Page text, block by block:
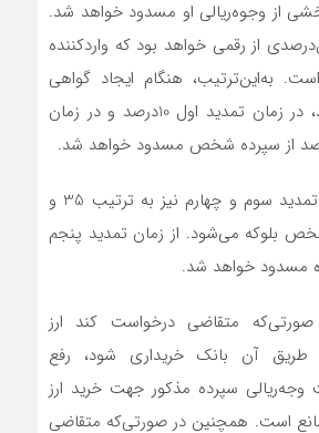
از وجوه‌ریالی او مسدود خواهد شد.
از رقمی خواهد بود که واردکننده
به‌این‌ترتیب، هنگام ایجاد گواهی
ثبت آماری، 5درصد، در زمان تمدید اول 10درصد و در زمان
همچنین به هنگام تمدید سوم و چهارم نیز به ترتیب 35 و
بلوکه می‌شود. از زمان تمدید پنجم
مسدود خواهد شد.
صورتی‌که متقاضی درخواست کند ارز
آن بانک خریداری شود، رفع
سپرده مذکور جهت خرید ارز
است. همچنین در صورتی‌که متقاضی